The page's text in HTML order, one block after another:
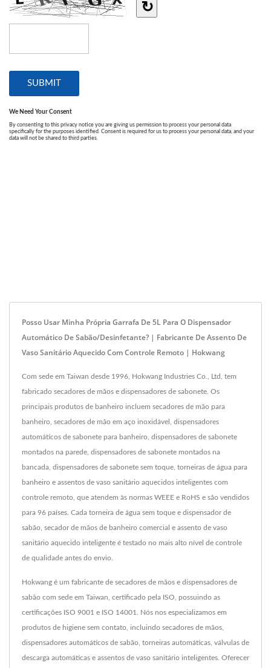
Posso Usar Minha Própria Garrafa De 5L Para O Dispensador
Automático De Sabão/desinfetante? | Fabricante De Assento De
Vaso Sanitário Aquecido Com Controle Remoto | Hokwang
Com sede em Taiwan desde 1996, Hokwang Industries Co., Ltd. tem
fabricado secadores de mãos e dispensadores de sabonete. Os
principais produtos de banheiro incluem secadores de mão para
banheiro, secadores de mão em aço inoxidável, dispensadores
automáticos de sabonete para banheiro, dispensadores de sabonete
montados na parede, dispensadores de sabonete montados na
bancada, dispensadores de sabonete sem toque, torneiras de água para
banheiro e assentos de vaso sanitário aquecidos inteligentes com
controle remoto, que atendem às normas WEEE e RoHS e são vendidos
para 96 países. Cada torneira de água sem toque e dispensador de
sabão, secador de mãos de banheiro comercial e assento de vaso
sanitário aquecido inteligente é testado no mais alto nível de controle
de qualidade antes do envio.
Hokwang é um fabricante de secadores de mãos e dispensadores de
sabão com sede em Taiwan, certificado pela ISO, possuindo as
certificações ISO 9001 e ISO 14001. Nós nos especializamos em
produtos de higiene sem contato, incluindo secadores de mãos,
dispensadores automáticos de sabão, torneiras automáticas, válvulas de
descarga automáticas e assentos de vaso sanitário inteligentes. Oferecer